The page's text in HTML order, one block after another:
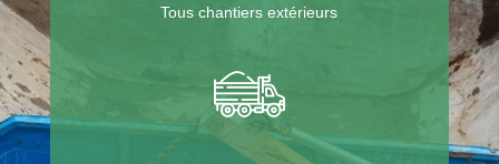
Tous chantiers extérieurs